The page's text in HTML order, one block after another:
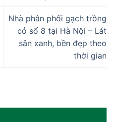
Nhà phân phối gạch trồng
cỏ số 8 tại Hà Nội – Lát
sân xanh, bền đẹp theo
thời gian